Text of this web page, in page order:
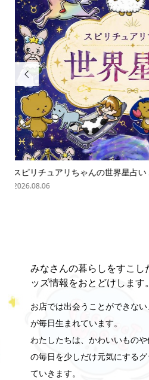

「覇王樹」って読める？
の難...
みなさんの暮らしをすこし
お店では出会うことができない
が毎日生まれています。
わたしたちは、かわいいもの
の毎日を少しだけ元気にする